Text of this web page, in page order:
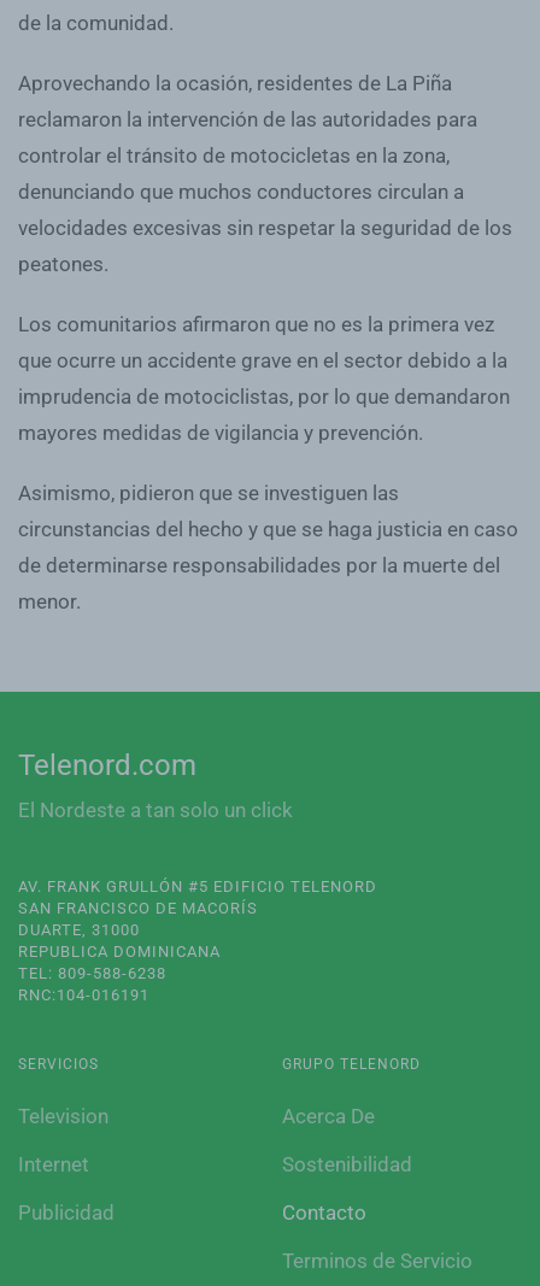
de la comunidad.
Aprovechando la ocasión, residentes de La Piña
reclamaron la intervención de las autoridades para
controlar el tránsito de motocicletas en la zona,
denunciando que muchos conductores circulan a
velocidades excesivas sin respetar la seguridad de los
peatones.
Los comunitarios afirmaron que no es la primera vez
que ocurre un accidente grave en el sector debido a la
imprudencia de motociclistas, por lo que demandaron
mayores medidas de vigilancia y prevención.
Asimismo, pidieron que se investiguen las
circunstancias del hecho y que se haga justicia en caso
de determinarse responsabilidades por la muerte del
menor.
Telenord.com
El Nordeste a tan solo un click
AV. FRANK GRULLÓN #5 EDIFICIO TELENORD
SAN FRANCISCO DE MACORÍS
DUARTE, 31000
REPUBLICA DOMINICANA
TEL: 809-588-6238
RNC:104-016191
SERVICIOS
Television
Internet
Publicidad
GRUPO TELENORD
Acerca De
Sostenibilidad
Contacto
Terminos de Servicio